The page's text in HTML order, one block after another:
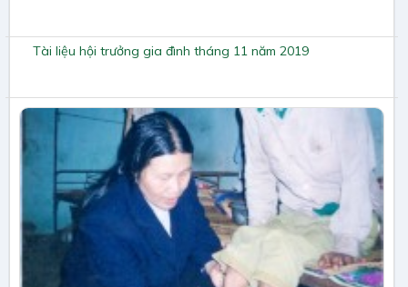
Tài liệu hội trưởng gia đình tháng 11 năm 2019